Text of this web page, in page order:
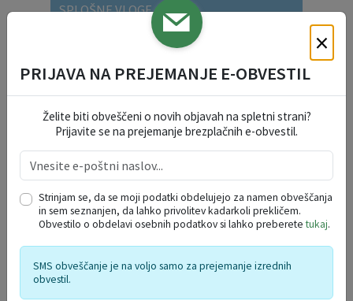
SPLOŠNE VLOGE
DOGODKI V REGIJI
avgust 2026
po
to sr če pe so ne
27 28 29 30 31 1
2
10
11 12 13 14 15
16
×
PRIJAVA NA PREJEMANJE E-OBVESTIL
Želite biti obveščeni o novih objavah na spletni strani?
Prijavite se na prejemanje brezplačnih e-obvestil.
Strinjam se, da se moji podatki obdelujejo za namen obveščanja
in sem seznanjen, da lahko privolitev kadarkoli prekličem.
Obvestilo o obdelavi osebnih podatkov si lahko preberetetukaj.
SMS obveščanje je na voljo samo za prejemanje izrednih
obvestil.